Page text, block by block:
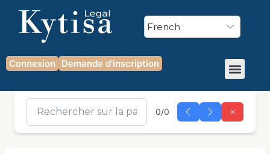
Connexion Demande d'inscription
0/0